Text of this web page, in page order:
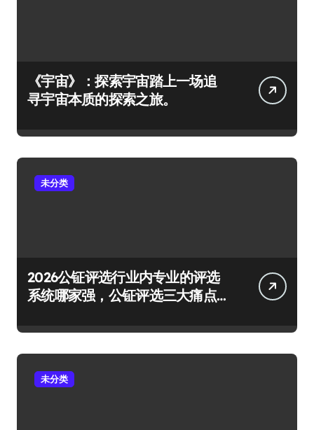
《宇宙》：探索宇宙踏上一场追
寻宇宙本质的探索之旅。
未分类
2026公钲评选行业内专业的评选
系统哪家强，公钲评选三大痛点
未分类